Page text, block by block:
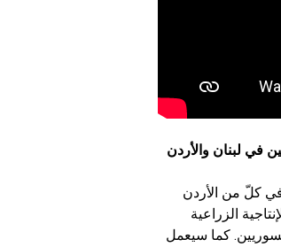
في لبنان والأردن
في كلّ من الأردن
الزراعية
كما سيعمل